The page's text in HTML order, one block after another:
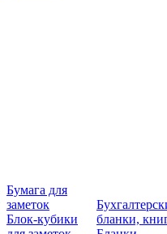
Бумага для
заметок
Блок-кубики
бланки,